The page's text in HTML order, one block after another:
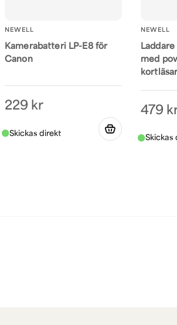
NEWELL
Kamerabatteri LP-E8 för
Canon
229 kr
NEWELL
Laddare
med
479